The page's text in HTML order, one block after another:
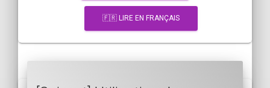
🇫🇷 LIRE EN FRANÇAIS